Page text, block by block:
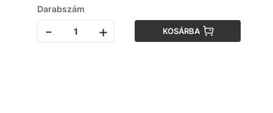
Darabszám
- + KOSÁRBA